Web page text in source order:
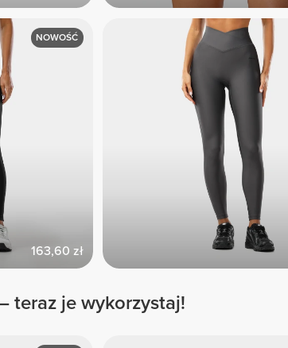
163,60 zł
NOWOŚĆ
teraz je wykorzystaj!